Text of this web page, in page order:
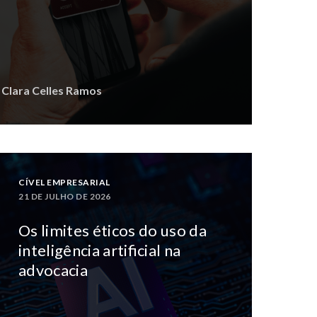
Celles Ramos
CÍVEL EMPRESARIAL
21 DE JULHO DE 2026
Os limites éticos do uso da
inteligência artificial na
advocacia